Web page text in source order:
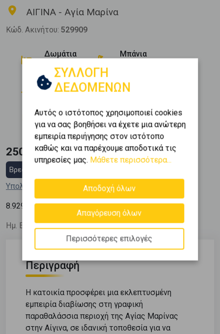
ΑΙΓΙΝΑ - Αγία Μαρίνα
Κώδ. Ακινήτου: 529909
Δωμάτια
Μπάνια
Όροφος
0 (Ισόγειο)
Εμβαδόν
28 m
Κατασκευή
2026
250.000 €
Βρες στεγαστικό δάνειο
Υπολόγισε τη δόση μου
8.929 € / m2
Ημ. Ενημέρωσης: 08/07/26
Περιγραφή
Η κατοικία προσφέρει μια εκλεπτυσμένη
εμπειρία διαβίωσης στη γραφική
παραθαλάσσια περιοχή της Αγίας Μαρίνας
στην Αίγινα, σε ιδανική τοποθεσία για να
ΣΥΛΛΟΓΗ
ΔΕΔΟΜΕΝΩΝ
Αυτός ο ιστότοπος χρησιμοποιεί cookies
για να σας βοηθήσει να έχετε μια ανώτερη
εμπειρία περιήγησης στον ιστότοπο
καθώς και να παρέχουμε αποδοτικά τις
υπηρεσίες μας. Μάθετε περισσότερα...
Αποδοχή όλων
Απαγόρευση όλων
Περισσότερες επιλογές